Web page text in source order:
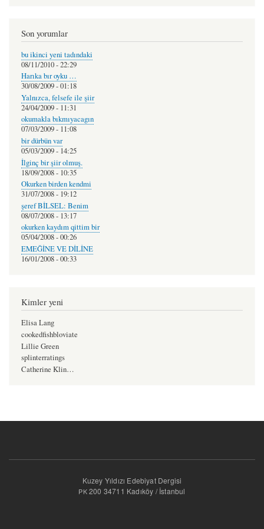
Son yorumlar
bu ikinci yeni tadındaki
08/11/2010 - 22:29
Harıka bır oyku …
30/08/2009 - 01:18
Yalnızca, felsefe ile şiir
24/04/2009 - 11:31
okumakla bıkmıyacagın
07/03/2009 - 11:08
bir dürbün var
05/03/2009 - 14:25
İlginç bir şiir olmuş.
18/09/2008 - 10:35
Okurken birden kendmi
31/07/2008 - 19:12
şeref BİLSEL: Benim
08/07/2008 - 13:17
okurken kaydım qittim bir
05/04/2008 - 00:26
EMEĞİNE VE DİLİNE
16/01/2008 - 00:33
Kimler yeni
Elisa Lang
cookedfishbloviate
Lillie Green
splinterratings
Catherine Klin…
Kuzey Yıldızı Edebiyat Dergisi
PK200 34711 Kadıköy / İstanbul